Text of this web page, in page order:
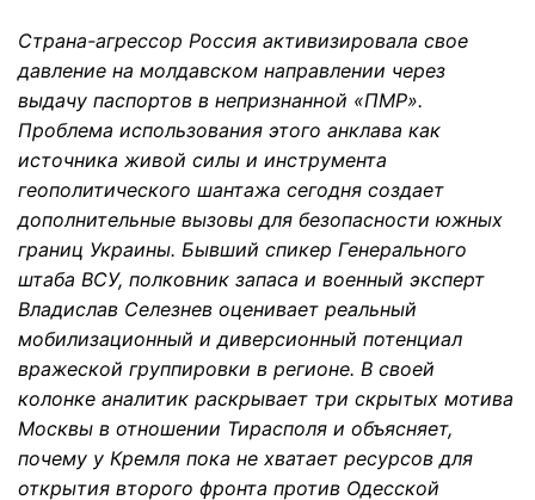
Страна-агрессор Россия активизировала свое
давление на молдавском направлении через
выдачу паспортов в непризнанной «ПМР».
Проблема использования этого анклава как
источника живой силы и инструмента
геополитического шантажа сегодня создает
дополнительные вызовы для безопасности южных
границ Украины. Бывший спикер Генерального
штаба ВСУ, полковник запаса и военный эксперт
Владислав Селезнев оценивает реальный
мобилизационный и диверсионный потенциал
вражеской группировки в регионе. В своей
колонке аналитик раскрывает три скрытых мотива
Москвы в отношении Тирасполя и объясняет,
почему у Кремля пока не хватает ресурсов для
открытия второго фронта против Одесской